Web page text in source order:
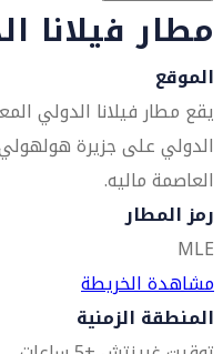
مطار فيلانا
الموقع
يقع مطار فيلانا الدولي
الدولي على جزيرة
العاصمة ماليه.
رمز المطار
MLE
مشاهدة الخريطة
المنطقة الزمنية